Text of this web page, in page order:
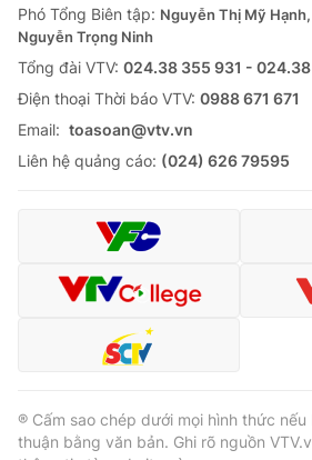
Thị trường
Tư vấn
Lịch phát sóng
Chuyên mục khác
Emagazine Podcast
Video
VTV Money
VTV Sức khoẻ Bất
Phó Tổng Biên tập: Nguyễn Thị Mỹ
Nguyễn Trọng Ninh
Tổng đài VTV: 024.38 355 931 -
Ðiện thoại Thời báo VTV: 0988 671 671
Email: toasoan@vtv.vn
Liên hệ quảng cáo: (024) 626 79595
® Cấm sao chép dưới mọi hình thức
thuận bằng văn bản. Ghi rõ nguồn